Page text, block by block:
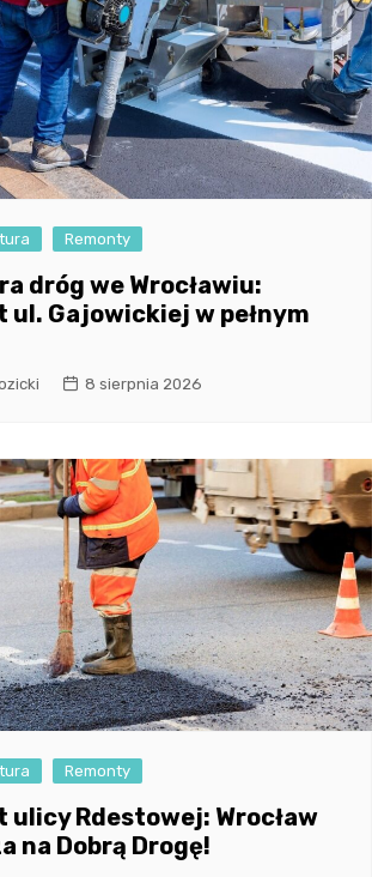
Remonty
dróg we Wrocławiu:
ul. Gajowickiej w pełnym
8 sierpnia 2026
Remonty
ulicy Rdestowej: Wrocław
na Dobrą Drogę!